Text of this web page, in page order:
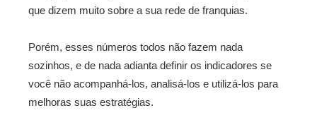
que dizem muito sobre a sua rede de franquias.
Porém, esses números todos não fazem nada
sozinhos, e de nada adianta definir os indicadores se
você não acompanhá-los, analisá-los e utilizá-los para
melhoras suas estratégias.